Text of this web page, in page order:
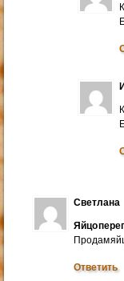
Светлана
Яйцо
Продам
Ответить